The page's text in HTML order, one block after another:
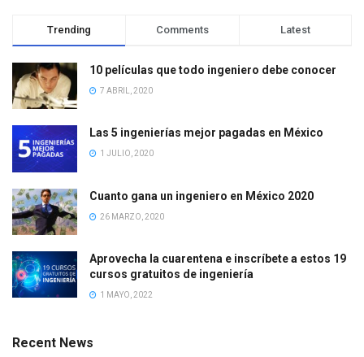
Trending Comments Latest
10 películas que todo ingeniero debe conocer
7 ABRIL, 2020
Las 5 ingenierías mejor pagadas en México
1 JULIO, 2020
Cuanto gana un ingeniero en México 2020
26 MARZO, 2020
Aprovecha la cuarentena e inscríbete a estos 19
cursos gratuitos de ingeniería
1 MAYO, 2022
Recent News